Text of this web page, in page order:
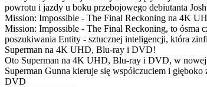
powrotu i jazdy u boku przebojowego debiutanta
Mission: Impossible - The Final Reckoning na 4K
Mission: Impossible - The Final Reckoning, to ósma
poszukiwania Entity - sztucznej inteligencji, która
Superman na 4K UHD, Blu-ray i DVD!
Oto Superman na 4K UHD, Blu-ray i DVD, w nowej
Superman Gunna kieruje się współczuciem i
DVD